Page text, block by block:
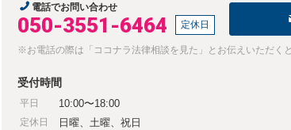
電話でお問い合わせ
050-3551-6464 定休日
※お電話の際は「ココナラ法律相談を見た」とお伝えいただく
受付時間
平日 10:00〜18:00
定休日 日曜、土曜、祝日